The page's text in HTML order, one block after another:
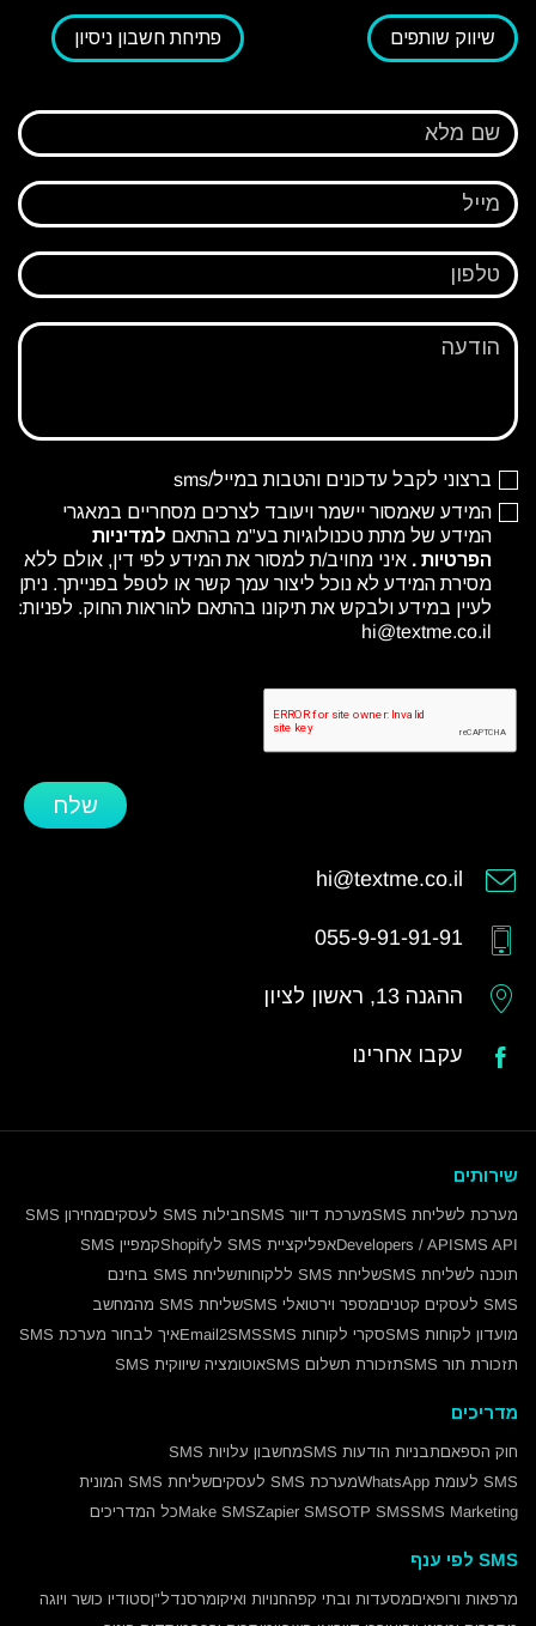
פתיחת חשבון ניסיון שיווק שותפים
שם מלא
מייל
טלפון
הודעה
ברצוני לקבל עדכונים והטבות במייל/sms
המידע שאמסור יישמר ויעובד לצרכים מסחריים במאגרי
המידע של מתת טכנולוגיות בע"מ בהתאם למדיניות
הפרטיות . איני מחויב/ת למסור את המידע לפי דין, אולם ללא
מסירת המידע לא נוכל ליצור עמך קשר או לטפל בפנייתך. ניתן
לעיין במידע ולבקש את תיקונו בהתאם להוראות החוק. לפניות:
hi@textme.co.il
שלח
hi@textme.co.il
055-9-91-91-91
ההגנה 13, ראשון לציון
עקבו אחרינו
שירותים
מערכת לשליחת SMS מערכת דיוור SMS חבילות SMS לעסקים
מחירון SMS
SMS API
Developers / APIאפליקציית SMS לShopify
קמפיין SMS
תוכנה לשליחת SMS
שליחת SMS ללקוחות
שליחת SMS בחינם
SMS לעסקים קטנים
מספר וירטואלי SMS
שליחת SMS מהמחשב
מועדון לקוחות SMS
סקרי לקוחות SMS Email2SMSאיך לבחור מערכת SMS
תזכורת תור SMS
תזכורת תשלום SMS אוטומציה שיווקית SMS
מדריכים
חוק הספאםתבניות הודעות SMS
מחשבון עלויות SMS
SMS לעומת WhatsApp
מערכת SMS לעסקים
שליחת SMS המונית
SMS Marketing
OTP SMS
Zapier SMS
Make SMSכל המדריכים
SMS לפי ענף
מרפאות ורופאיםמסעדות ובתי קפהחנויות ואיקומרסנדל"ןסטודיו כושר ויוגה